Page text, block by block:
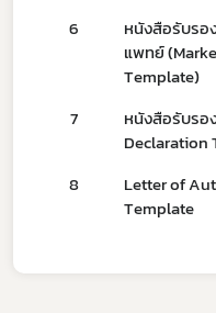
6
หนังสือรับรอ
แพทย์
Template)
7
หนังสือรับรอ
Declaration
8
Letter of
Template